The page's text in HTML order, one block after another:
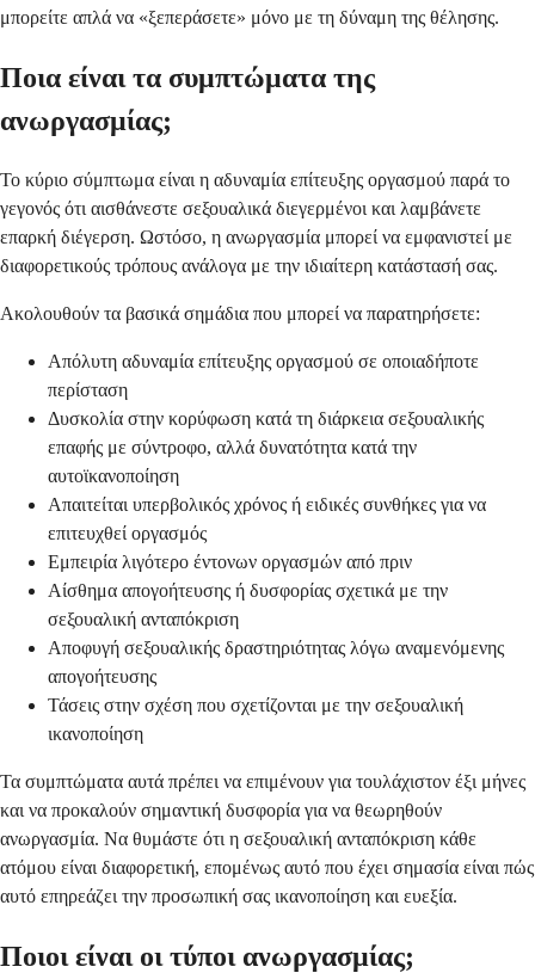
μπορείτε απλά να «ξεπεράσετε» μόνο με τη δύναμη της θέλησης.
Ποια είναι τα συμπτώματα της
ανωργασμίας;
Το κύριο σύμπτωμα είναι η αδυναμία επίτευξης οργασμού παρά το
γεγονός ότι αισθάνεστε σεξουαλικά διεγερμένοι και λαμβάνετε
επαρκή διέγερση. Ωστόσο, η ανωργασμία μπορεί να εμφανιστεί με
διαφορετικούς τρόπους ανάλογα με την ιδιαίτερη κατάστασή σας.
Ακολουθούν τα βασικά σημάδια που μπορεί να παρατηρήσετε:
Απόλυτη αδυναμία επίτευξης οργασμού σε οποιαδήποτε
περίσταση
Δυσκολία στην κορύφωση κατά τη διάρκεια σεξουαλικής
επαφής με σύντροφο, αλλά δυνατότητα κατά την
αυτοϊκανοποίηση
Απαιτείται υπερβολικός χρόνος ή ειδικές συνθήκες για να
επιτευχθεί οργασμός
Εμπειρία λιγότερο έντονων οργασμών από πριν
Αίσθημα απογοήτευσης ή δυσφορίας σχετικά με την
σεξουαλική ανταπόκριση
Αποφυγή σεξουαλικής δραστηριότητας λόγω αναμενόμενης
απογοήτευσης
Τάσεις στην σχέση που σχετίζονται με την σεξουαλική
ικανοποίηση
Τα συμπτώματα αυτά πρέπει να επιμένουν για τουλάχιστον έξι μήνες
και να προκαλούν σημαντική δυσφορία για να θεωρηθούν
ανωργασμία. Να θυμάστε ότι η σεξουαλική ανταπόκριση κάθε
ατόμου είναι διαφορετική, επομένως αυτό που έχει σημασία είναι πώς
αυτό επηρεάζει την προσωπική σας ικανοποίηση και ευεξία.
Ποιοι είναι οι τύποι ανωργασμίας;